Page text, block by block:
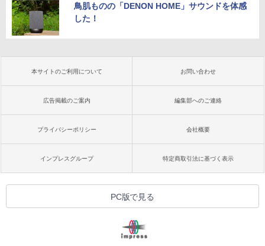
鳥肌ものの「DENON HOME」サウンドを体感
した！
本サイトのご利用について お問い合わせ
広告掲載のご案内 編集部へのご連絡
プライバシーポリシー 会社概要
インプレスグループ 特定商取引法に基づく表示
PC版で見る